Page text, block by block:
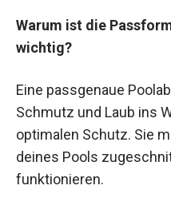
Warum ist die
wichtig?
Eine passgenaue
Schmutz und Laub ins
optimalen Schutz. Sie
deines Pools
funktionieren.